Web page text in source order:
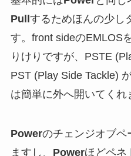
Pullするためほんの少し
す。front sideのEMLOS
りけりですが、PSTE
PST (Play Side Tackle)
は簡単に外へ開いてくれ
Powerのチェンジオブペ
ますし、 Powerほどペネ